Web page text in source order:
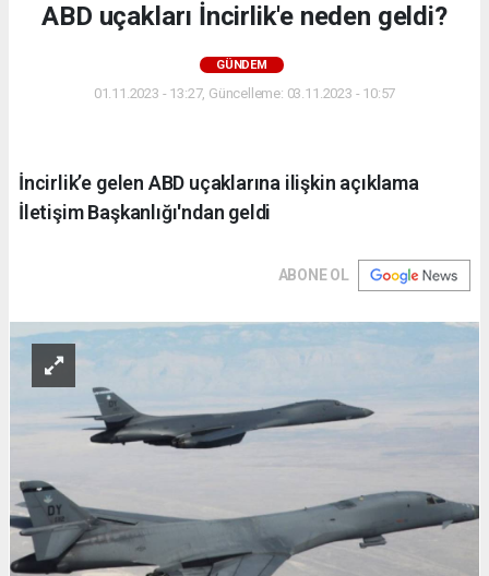
ABD uçakları İncirlik'e neden geldi?
GÜNDEM
01.11.2023 - 13:27, Güncelleme: 03.11.2023 - 10:57
İncirlik’e gelen ABD uçaklarına ilişkin açıklama
İletişim Başkanlığı'ndan geldi
ABONE OL